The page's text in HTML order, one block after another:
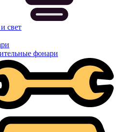
свет
фонари